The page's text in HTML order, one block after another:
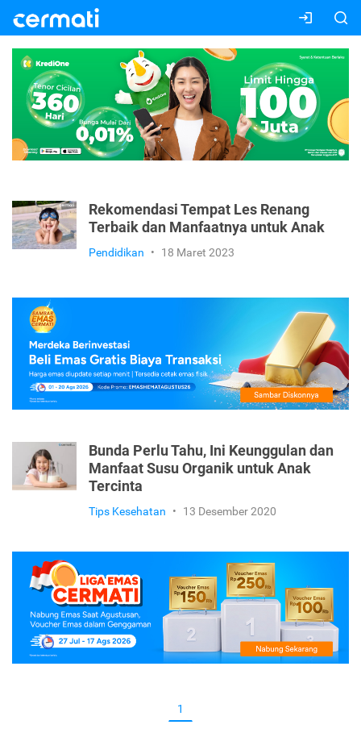
Rekomendasi Tempat Les Renang
Terbaik dan Manfaatnya untuk Anak
Pendidikan • 18 Maret 2023
Bunda Perlu Tahu, Ini Keunggulan dan
Manfaat Susu Organik untuk Anak
Tercinta
Tips Kesehatan • 13 Desember 2020
1